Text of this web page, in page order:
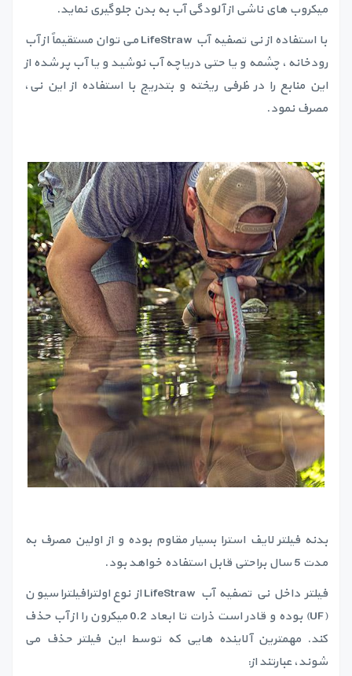
میکروب های ناشی از آلودگی آب به بدن جلوگیری نماید.
با استفاده از نی تصفیه آب LifeStraw می توان مستقیماً از آب
رودخانه، چشمه و یا حتی دریاچه آب نوشید و یا آب پر شده از
این منابع را در ظرفی ریخته و بتدریج با استفاده از این نی،
مصرف نمود.
بدنه فیلتر لایف استرا بسیار مقاوم بوده و از اولین مصرف به
مدت 5 سال براحتی قابل استفاده خواهد بود.
فیلتر داخل نی تصفیه آب LifeStraw از نوع اولترافیلتراسیون
(UF) بوده و قادر است ذرات تا ابعاد 0.2 میکرون را از آب حذف
کند. مهمترین آلاینده هایی که توسط این فیلتر حذف می
شوند، عبارتند از: